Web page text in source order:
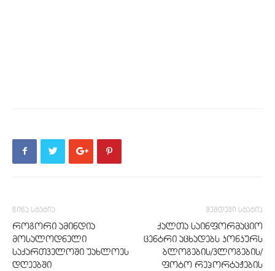
წინა სტატია
როგორი ამინდია
მოსალოდნელი
საქართველოში უახლოეს
დღეებში
შემდეგი სტატია
ქალთა საინფორმაციო
ცენტრი აცხადებს კონკურს
ბლოგების/ვლოგების/
ფოტო რეპორტაჟების